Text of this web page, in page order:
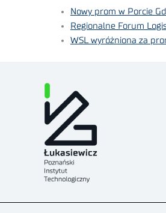
Nowy prom w Porcie
Regionalne Forum
WSL wyróżniona za